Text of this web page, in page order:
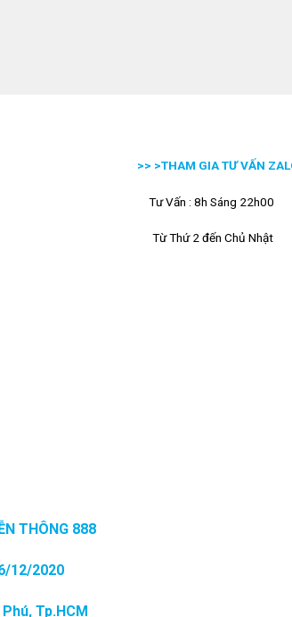
>> >THAM GIA TƯ VẤN
Tư Vấn : 8h Sáng 22h00
Từ Thứ 2 đến Chủ Nhật
THÔNG 888
12/2020
Tp.HCM